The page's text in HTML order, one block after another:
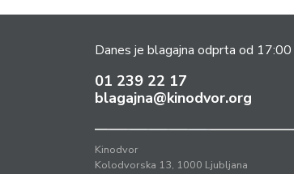
Danes je blagajna odprta od
01 239 22 17
blagajna@kinodvor.org
Kinodvor
Kolodvorska 13, 1000 Ljubljana